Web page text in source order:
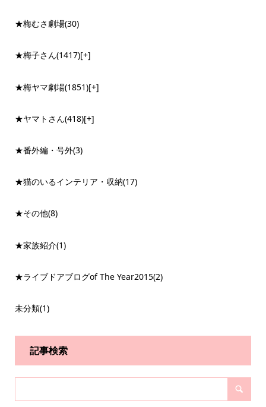
★梅むさ劇場(30)
★梅子さん(1417)[+]
★梅ヤマ劇場(1851)[+]
★ヤマトさん(418)[+]
★番外編・号外(3)
★猫のいるインテリア・収納(17)
★その他(8)
★家族紹介(1)
★ライブドアブログof The Year2015(2)
未分類(1)
記事検索